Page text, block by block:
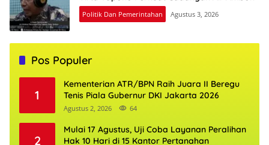
Politik Dan Pemerintahan Agustus 3, 2026
Pos Populer
1
Kementerian ATR/BPN Raih Juara II Beregu
Tenis Piala Gubernur DKI Jakarta 2026
Agustus 2, 2026 64
2
Mulai 17 Agustus, Uji Coba Layanan Peralihan
Hak 10 Hari di 15 Kantor Pertanahan